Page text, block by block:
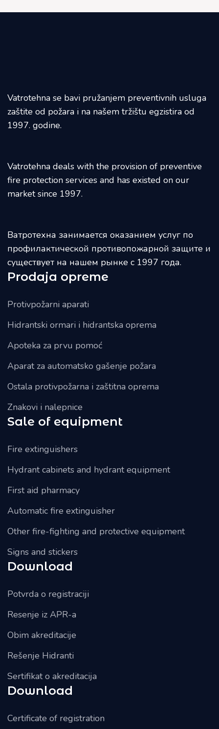
Vatrotehna se bavi pružanjem preventivnih usluga
zaštite od požara i na našem tržištu egzistira od
1997. godine.
Vatrotehna deals with the provision of preventive
fire protection services and has existed on our
market since 1997.
Ватротехна занимается оказанием услуг по
профилактической противопожарной защите и
существует на нашем рынке с 1997 года.
Prodaja opreme
Protivpožarni aparati
Hidrantski ormari i hidrantska oprema
Apoteka za prvu pomoć
Aparat za automatsko gašenje požara
Ostala protivpožarna i zaštitna oprema
Znakovi i nalepnice
Sale of equipment
Fire extinguishers
Hydrant cabinets and hydrant equipment
First aid pharmacy
Automatic fire extinguisher
Other fire-fighting and protective equipment
Signs and stickers
Download
Potvrda o registraciji
Resenje iz APR-a
Obim akreditacije
Rešenje Hidranti
Sertifikat o akreditacija
Download
Certificate of registration